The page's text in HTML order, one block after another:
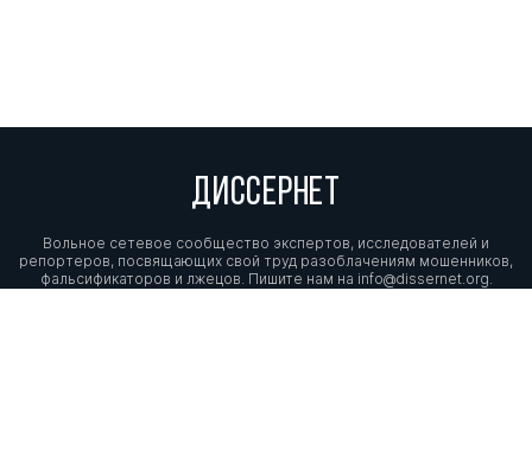
ДИССЕРНЕТ
Вольное сетевое сообщество экспертов, исследователей и
репортеров, посвящающих свой труд разоблачениям мошенников,
фальсификаторов и лжецов. Пишите нам на info@dissernet.org.